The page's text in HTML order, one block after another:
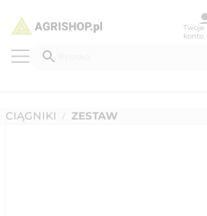
Twoje
konto
CIĄGNIKI / ZESTAW